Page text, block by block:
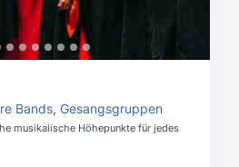
Bands, Gesangsgruppen
musikalische Höhepunkte für jedes